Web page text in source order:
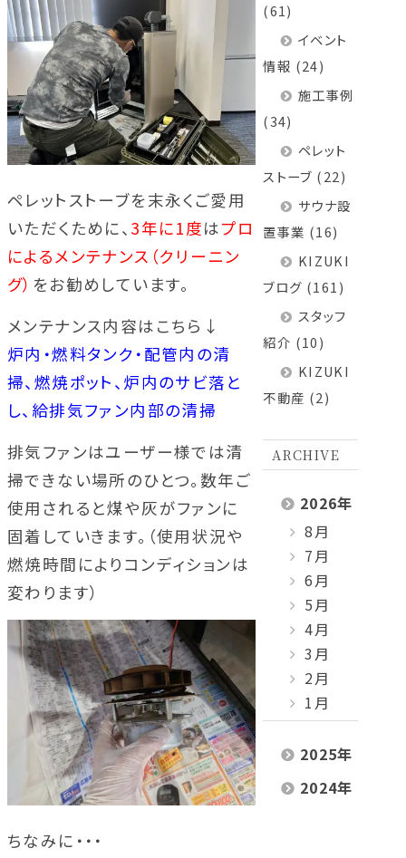
ペレットストーブを末永くご愛用
いただくために、 3年に1度はプロ
によるメンテナンス（クリーニン
グ） をお勧めしています。
メンテナンス内容はこちら↓
炉内・燃料タンク・配管内の清
掃、燃焼ポット、炉内のサビ落と
し、給排気ファン内部の清掃
排気ファンはユーザー様では清
掃できない場所のひとつ。数年ご
使用されると煤や灰がファンに
固着していきます。（使用状況や
燃焼時間によりコンディションは
変わります）
ちなみに・・・
(61)
イベント
情報 (24)
施工事例
(34)
ペレット
ストーブ (22)
サウナ設
置事業 (16)
KIZUKI
ブログ (161)
スタッフ
紹介 (10)
KIZUKI
不動産 (2)
ARCHIVE
2026年
8月
7月
6月
5月
4月
3月
2月
1月
2025年
2024年